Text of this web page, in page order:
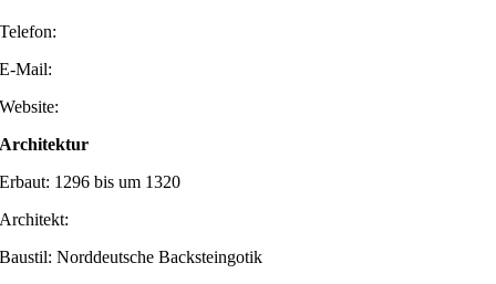
Telefon:
E-Mail:
Website:
Architektur
Erbaut: 1296 bis um 1320
Architekt:
Baustil: Norddeutsche Backsteingotik